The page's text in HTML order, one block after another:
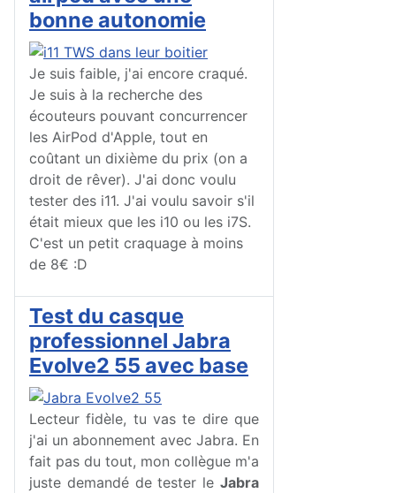
bonne autonomie
Je suis faible, j'ai encore craqué.
Je suis à la recherche des
écouteurs pouvant concurrencer
les AirPod d'Apple, tout en
coûtant un dixième du prix (on a
droit de rêver). J'ai donc voulu
tester des i11. J'ai voulu savoir s'il
était mieux que les i10 ou les i7S.
C'est un petit craquage à moins
de 8€ :D
Test du casque
professionnel Jabra
Evolve2 55 avec base
Lecteur fidèle, tu vas te dire que
j'ai un abonnement avec Jabra. En
fait pas du tout, mon collègue m'a
juste demandé de tester le Jabra